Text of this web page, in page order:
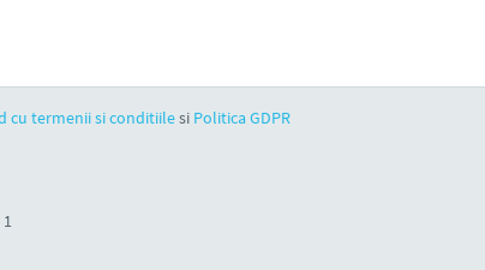
cu termenii si conditiilesi Politica GDPR